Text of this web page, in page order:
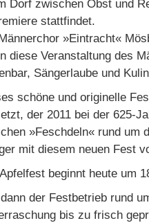
Dorf zwischen Obst und
stattfindet.
»Eintracht«
diese Veranstaltung des
Sängerlaube und
schöne und originelle
der 2011 bei der 625-
»Feschdeln« rund
mit diesem neuen Fest
beginnt heute um
der Festbetrieb rund
bis zu frisch